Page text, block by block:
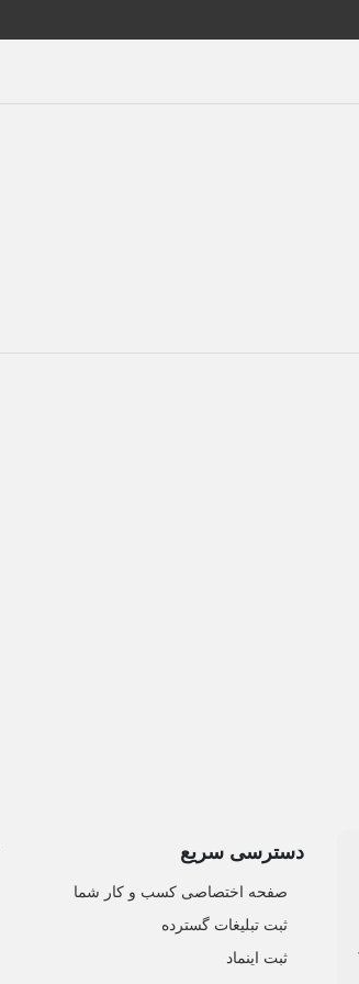
دسترسی سریع
صفحه اختصاصی کسب و کار شما
ثبت تبلیغات گسترده
ثبت اینماد